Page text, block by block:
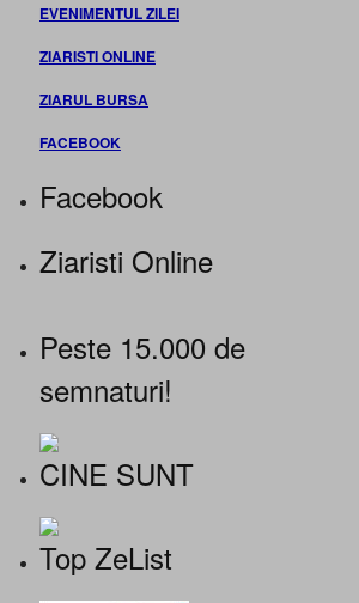
EVENIMENTUL ZILEI
ZIARISTI ONLINE
ZIARUL BURSA
FACEBOOK
Facebook
Ziaristi Online
Peste 15.000 de
semnaturi!
CINE SUNT
Top ZeList